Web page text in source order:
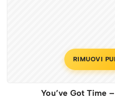
RIMUOVI
You’ve Got Time